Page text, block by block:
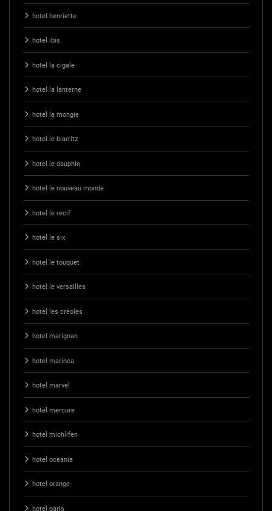
hotel henriette
hotel ibis
hotel la cigale
hotel la lanterne
hotel la mongie
hotel le biarritz
hotel le dauphin
hotel le nouveau monde
hotel le recif
hotel le six
hotel le touquet
hotel le versailles
hotel les creoles
hotel marignan
hotel marinca
hotel marvel
hotel mercure
hotel michlifen
hotel oceania
hotel orange
hotel paris